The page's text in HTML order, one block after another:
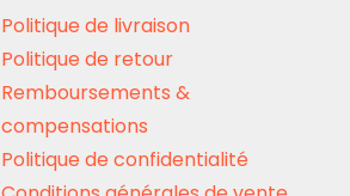
Politique de livraison
Politique de retour
Remboursements &
compensations
Politique de confidentialité